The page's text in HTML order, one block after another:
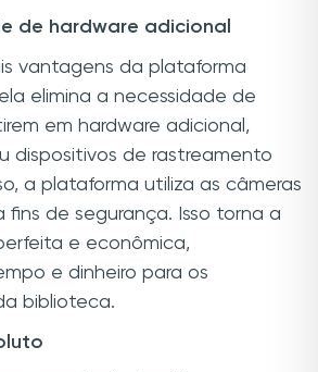
de hardware adicional
vantagens da plataforma
elimina a necessidade de
em hardware adicional,
dispositivos de rastreamento
a plataforma utiliza as câmeras
fins de segurança. Isso torna a
e econômica,
e dinheiro para os
biblioteca.